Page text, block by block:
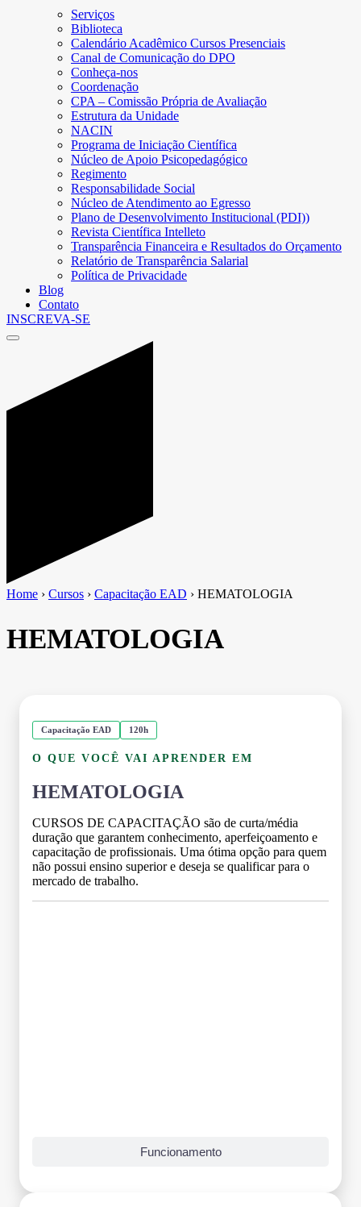
Serviços
Biblioteca
Calendário Acadêmico Cursos Presenciais
Canal de Comunicação do DPO
Conheça-nos
Coordenação
CPA – Comissão Própria de Avaliação
Estrutura da Unidade
NACIN
Programa de Iniciação Científica
Núcleo de Apoio Psicopedagógico
Regimento
Responsabilidade Social
Núcleo de Atendimento ao Egresso
Plano de Desenvolvimento Institucional (PDI))
Revista Científica Intelleto
Transparência Financeira e Resultados do Orçamento
Relatório de Transparência Salarial
Política de Privacidade
Blog
Contato
INSCREVA-SE
Home › Cursos › Capacitação EAD › HEMATOLOGIA
HEMATOLOGIA
Capacitação EAD 120h
O QUE VOCÊ VAI APRENDER EM
HEMATOLOGIA
CURSOS DE CAPACITAÇÃO são de curta/média
duração que garantem conhecimento, aperfeiçoamento e
capacitação de profissionais. Uma ótima opção para quem
não possui ensino superior e deseja se qualificar para o
mercado de trabalho.
Funcionamento